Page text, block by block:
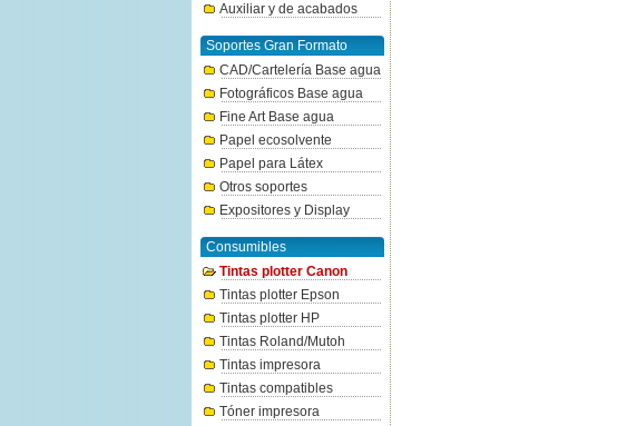
Auxiliar y de acabados
Soportes Gran Formato
CAD/Cartelería Base agua
Fotográficos Base agua
Fine Art Base agua
Papel ecosolvente
Papel para Látex
Otros soportes
Expositores y Display
Consumibles
Tintas plotter Canon
Tintas plotter Epson
Tintas plotter HP
Tintas Roland/Mutoh
Tintas impresora
Tintas compatibles
Tóner impresora